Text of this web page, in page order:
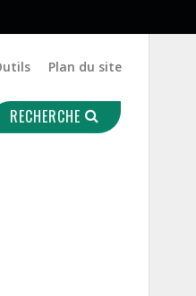
Plan du site
RECHERCHE